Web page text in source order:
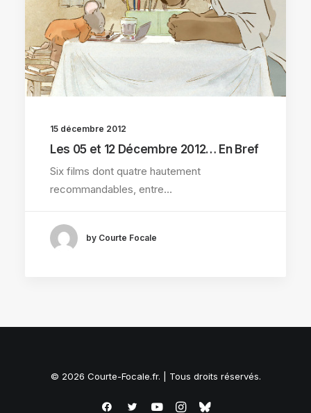
15 décembre 2012
Les 05 et 12 Décembre 2012… En Bref
Six films dont quatre hautement
recommandables, entre…
by Courte Focale
© 2026 Courte-Focale.fr. | Tous droits réservés.